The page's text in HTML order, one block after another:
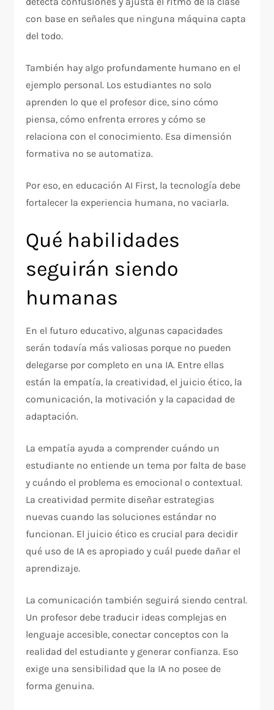
con base en señales que ninguna máquina capta
del todo.
También hay algo profundamente humano en el
ejemplo personal. Los estudiantes no solo
aprenden lo que el profesor dice, sino cómo
piensa, cómo enfrenta errores y cómo se
relaciona con el conocimiento. Esa dimensión
formativa no se automatiza.
Por eso, en educación AI First, la tecnología debe
fortalecer la experiencia humana, no vaciarla.
Qué habilidades
seguirán siendo
humanas
En el futuro educativo, algunas capacidades
serán todavía más valiosas porque no pueden
delegarse por completo en una IA. Entre ellas
están la empatía, la creatividad, el juicio ético, la
comunicación, la motivación y la capacidad de
adaptación.
La empatía ayuda a comprender cuándo un
estudiante no entiende un tema por falta de base
y cuándo el problema es emocional o contextual.
La creatividad permite diseñar estrategias
nuevas cuando las soluciones estándar no
funcionan. El juicio ético es crucial para decidir
qué uso de IA es apropiado y cuál puede dañar el
aprendizaje.
La comunicación también seguirá siendo central.
Un profesor debe traducir ideas complejas en
lenguaje accesible, conectar conceptos con la
realidad del estudiante y generar confianza. Eso
exige una sensibilidad que la IA no posee de
forma genuina.